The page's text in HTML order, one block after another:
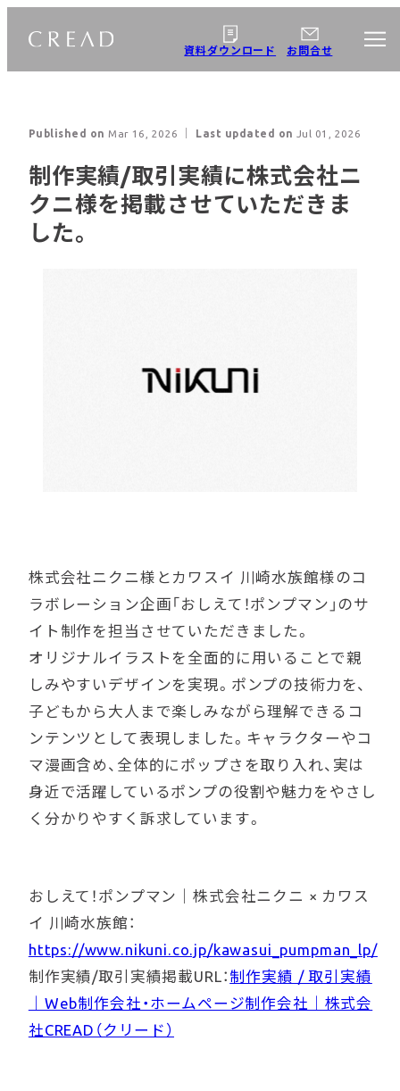
資料ダウンロード お問合せ
企業情報
Business Details
事業案内
Webサイト制作
オウンドメディア制
作
Works / Clients
制作実績
資料ダウンロード
Recruit
採用情報
Published on Mar 16, 2026 ｜ Last updated on Jul 01, 2026
制作実績/取引実績に株式会社ニ
クニ様を掲載させていただきま
した。
株式会社ニクニ様とカワスイ 川崎水族館様のコ
ラボレーション企画「おしえて！ポンプマン」のサ
イト制作を担当させていただきました。
オリジナルイラストを全面的に用いることで親
しみやすいデザインを実現。ポンプの技術力を、
子どもから大人まで楽しみながら理解できるコ
ンテンツとして表現しました。キャラクターやコ
マ漫画含め、全体的にポップさを取り入れ、実は
身近で活躍しているポンプの役割や魅力をやさし
く分かりやすく訴求しています。
おしえて！ポンプマン｜株式会社ニクニ × カワス
イ 川崎水族館：
https://www.nikuni.co.jp/kawasui_pumpman_lp/
制作実績/取引実績掲載URL： 制作実績 / 取引実績
｜Web制作会社・ホームページ制作会社｜株式会
社CREAD（クリード）